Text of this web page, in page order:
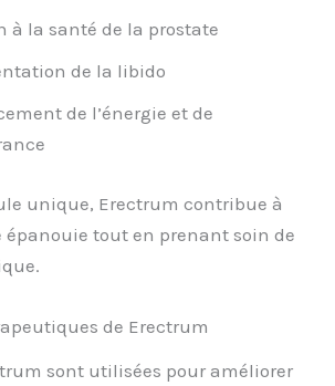
à la santé de la prostate
de la libido
de l’énergie et de
unique, Erectrum contribue à
épanouie tout en prenant soin de
de Erectrum
sont utilisées pour améliorer